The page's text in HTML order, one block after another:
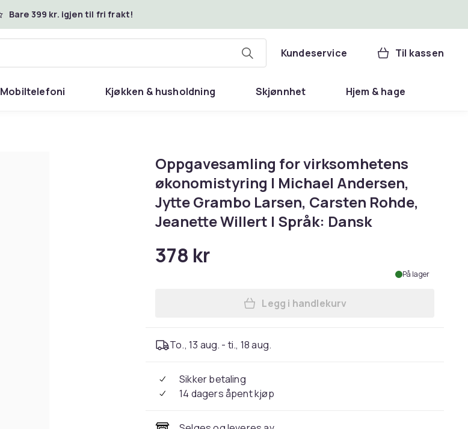
Bare 399 kr. igjen til fri frakt!
Kundeservice Til kassen
Mobiltelefoni Kjøkken & husholdning Skjønnhet Hjem & hage
Oppgavesamling for virksomhetens
økonomistyring | Michael Andersen,
Jytte Grambo Larsen, Carsten Rohde,
Jeanette Willert | Språk: Dansk
378 kr
På lager
Legg Oppgavesamling for
Legg i handlekurv
To., 13 aug. - ti., 18 aug.
Sikker betaling
14 dagers åpent kjøp